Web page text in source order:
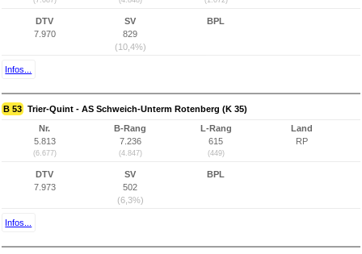
DTV
7.970
SV
829
(10,4%)
BPL
Infos...
B 53 Trier-Quint - AS Schweich-Unterm Rotenberg (K 35)
Nr.
5.813
(6.677)
B-Rang
7.236
(4.847)
L-Rang
615
(449)
Land
RP
DTV
7.973
SV
502
(6,3%)
BPL
Infos...